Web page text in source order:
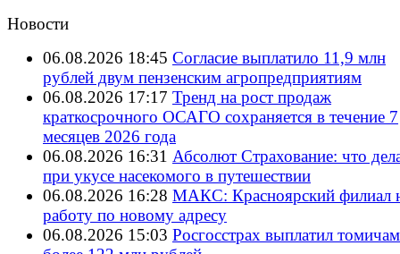
Новости
06.08.2026 18:45 Согласие выплатило 11,9 млн
рублей двум пензенским агропредприятиям
06.08.2026 17:17 Тренд на рост продаж
краткосрочного ОСАГО сохраняется в течение 7
месяцев 2026 года
06.08.2026 16:31 Абсолют Страхование: что
при укусе насекомого в путешествии
06.08.2026 16:28 МАКС: Красноярский филиал
работу по новому адресу
06.08.2026 15:03 Росгосстрах выплатил томичам